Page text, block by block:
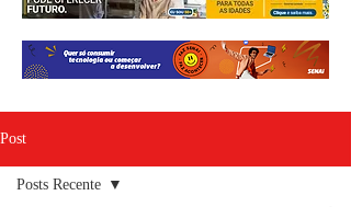
Post
Posts Recente